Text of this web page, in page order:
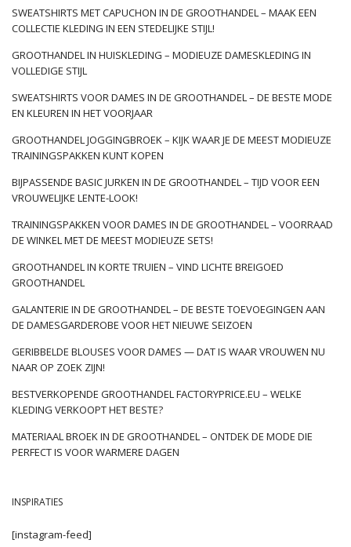
SWEATSHIRTS MET CAPUCHON IN DE GROOTHANDEL – MAAK EEN
COLLECTIE KLEDING IN EEN STEDELIJKE STIJL!
GROOTHANDEL IN HUISKLEDING – MODIEUZE DAMESKLEDING IN
VOLLEDIGE STIJL
SWEATSHIRTS VOOR DAMES IN DE GROOTHANDEL – DE BESTE MODE
EN KLEUREN IN HET VOORJAAR
GROOTHANDEL JOGGINGBROEK – KIJK WAAR JE DE MEEST MODIEUZE
TRAININGSPAKKEN KUNT KOPEN
BIJPASSENDE BASIC JURKEN IN DE GROOTHANDEL – TIJD VOOR EEN
VROUWELIJKE LENTE-LOOK!
TRAININGSPAKKEN VOOR DAMES IN DE GROOTHANDEL – VOORRAAD
DE WINKEL MET DE MEEST MODIEUZE SETS!
GROOTHANDEL IN KORTE TRUIEN – VIND LICHTE BREIGOED
GROOTHANDEL
GALANTERIE IN DE GROOTHANDEL – DE BESTE TOEVOEGINGEN AAN
DE DAMESGARDEROBE VOOR HET NIEUWE SEIZOEN
GERIBBELDE BLOUSES VOOR DAMES — DAT IS WAAR VROUWEN NU
NAAR OP ZOEK ZIJN!
BESTVERKOPENDE GROOTHANDEL FACTORYPRICE.EU – WELKE
KLEDING VERKOOPT HET BESTE?
MATERIAAL BROEK IN DE GROOTHANDEL – ONTDEK DE MODE DIE
PERFECT IS VOOR WARMERE DAGEN
INSPIRATIES
[instagram-feed]